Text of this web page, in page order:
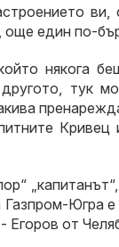
още един по-
някога
тук
Газпром-Югра
от